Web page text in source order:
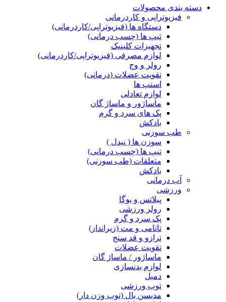
دسته بندی محصولات
فیزیوتراپی و کاردرمانی
دستگاه ها (فیزیوتراپی/کاردرمانی)
تیپ ها (چسب درمانی)
تجهیزات کلینیک
لوازم مصرفی (فیزیوتراپی/کاردرمانی)
رولر و وج
تقویت عضلات (درمانی)
استپ ها
لوازم تعادلی
ماساژور و ماساژ گان
پک های سرد و گرم
بادکش
طب سوزنی
سوزن ها ( نیدل )
تیپ ها (چسب درمانی)
متعلقات (طب سوزنی)
بادکش
آب درمانی
ورزشی
پیلاتس و یوگا
رولر ورزشی
پک سرد و گرم
تاتامی و مت (زیرانداز)
ترازو و قد سنج
تقویت عضلات
ماساژور / ماساژ گان
لوازم بدنسازی
دمبل
توپ ورزشی
مدیسن بال (توپ وزن دار)